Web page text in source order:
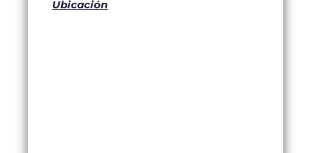
Ubicación